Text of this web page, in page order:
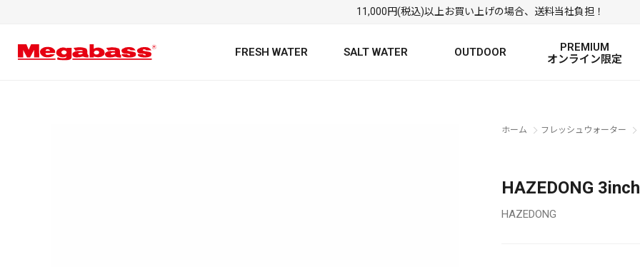
11,000円(税込)以上お買い上げの場合、送料当社負担！
FRESH WATER
TROUT ROD TROUT LURE
SALT WATER
SALTWATER LURE
OUTDOOR
PREMIUM
オンライン限定
絞り込み検索
ホーム フレッシュウォーター
HAZEDONG
HAZEDONG